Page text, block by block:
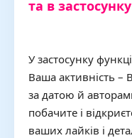
та в застосунку
У застосунку
Ваша активність –
за датою й
побачите і
ваших лайків і